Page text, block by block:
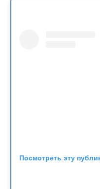
Посмотреть эту